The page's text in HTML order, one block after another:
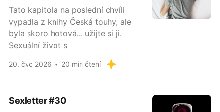
Tato kapitola na poslední chvíli
vypadla z knihy Česká touhy, ale
byla skoro hotová... užijte si ji.
Sexuální život s
20. čvc 2026 20 min čtení
Sexletter #30